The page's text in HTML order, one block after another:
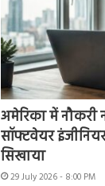
अमेरिका में नौकरी
सॉफ्टवेयर
सिखाया
29 July 2026 - 8:00 PM